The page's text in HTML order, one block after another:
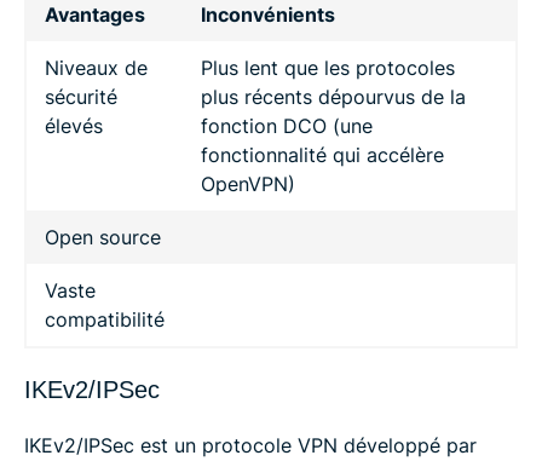
Avantages Inconvénients
Niveaux de
sécurité
élevés
Plus lent que les protocoles
plus récents dépourvus de la
fonction DCO (une
fonctionnalité qui accélère
OpenVPN)
Open source
Vaste
compatibilité
IKEv2/IPSec
IKEv2/IPSec est un protocole VPN développé par